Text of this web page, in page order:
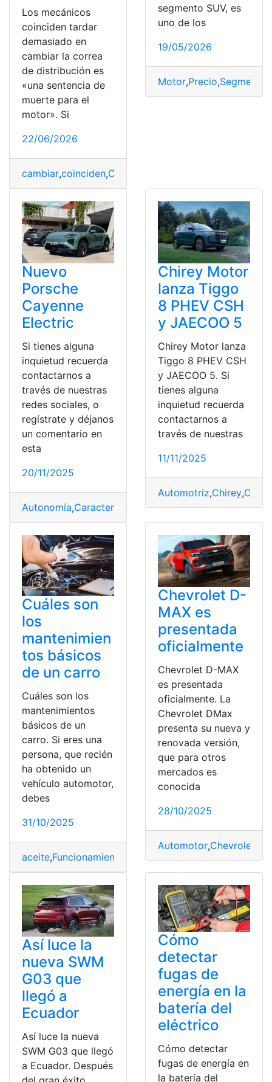
Los mecánicos
coinciden tardar
demasiado en
cambiar la correa
de distribución es
«una sentencia de
muerte para el
motor». Si
22/06/2026
cambiar,coinciden,Correa
segmento SUV, es
uno de los
19/05/2026
Motor,Precio,Segmentos
Nuevo
Porsche
Cayenne
Electric
Si tienes alguna
inquietud recuerda
contactarnos a
través de nuestras
redes sociales, o
regístrate y déjanos
un comentario en
esta
20/11/2025
Autonomía,Características ,Carga,Cayenne,Electric,
Chirey Motor
lanza Tiggo
8 PHEV CSH
y JAECOO 5
Chirey Motor lanza
Tiggo 8 PHEV CSH
y JAECOO 5. Si
tienes alguna
inquietud recuerda
contactarnos a
través de nuestras
11/11/2025
Automotriz,Chirey,CSH
Cuáles son
los
mantenimien
tos básicos
de un carro
Cuáles son los
mantenimientos
básicos de un
carro. Si eres una
persona, que recién
ha obtenido un
vehículo automotor,
debes
31/10/2025
aceite,Funcionamiento Mantenimiento,Motor,Vehículo
Chevrolet D-
MAX es
presentada
oficialmente
Chevrolet D-MAX
es presentada
oficialmente. La
Chevrolet DMax
presenta su nueva y
renovada versión,
que para otros
mercados es
conocida
28/10/2025
Automotor,Chevrolet
Así luce la
nueva SWM
G03 que
llegó a
Ecuador
Así luce la nueva
SWM G03 que llegó
a Ecuador. Después
Cómo
detectar
fugas de
energía en la
batería del
eléctrico
Cómo detectar
fugas de energía en
la batería del